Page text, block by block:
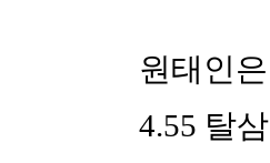
원태인
4.55 탈